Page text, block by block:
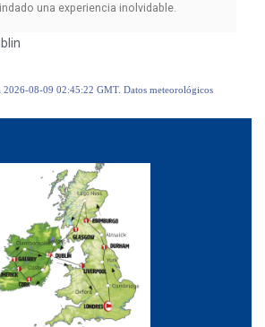
una experiencia inolvidable.
2026-08-09 02:45:22 GMT. Datos meteorológicos